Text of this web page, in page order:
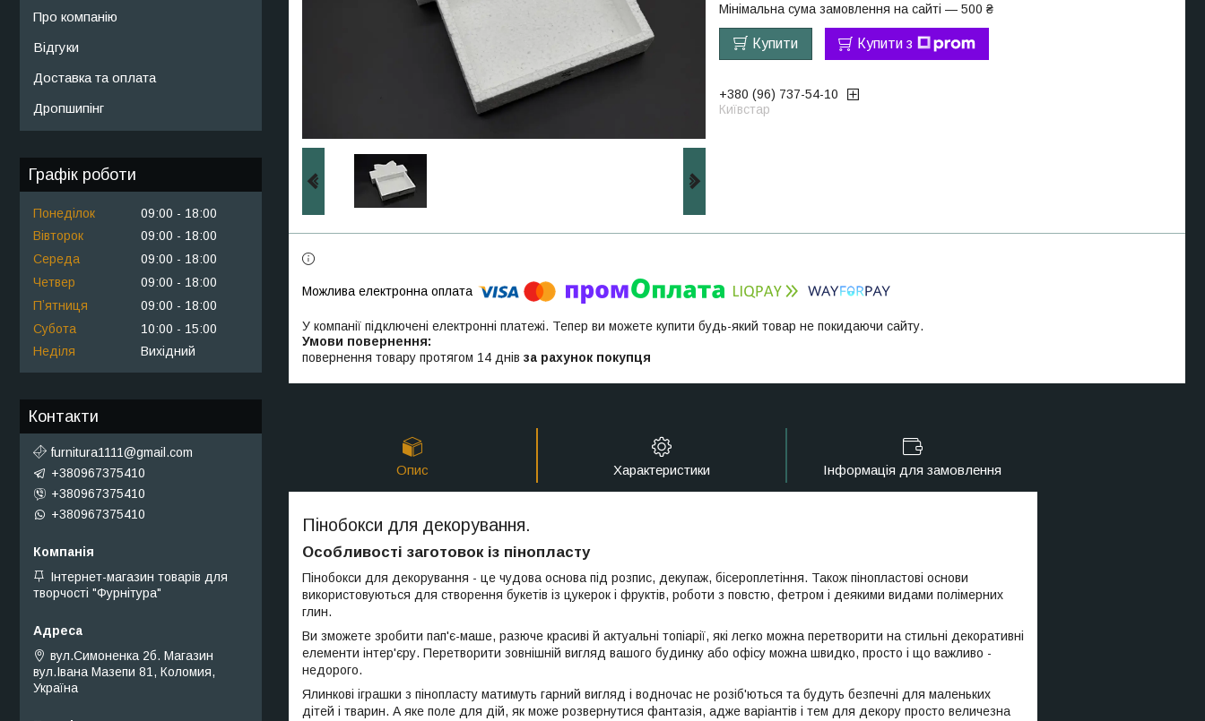
Мінімальна сума замовлення на сайті — 500 ₴
Купити Купити з
+380 (96) 737-54-10
Київстар
У компанії підключені електронні платежі. Тепер ви можете купити будь-який товар не покидаючи сайту.
повернення товару протягом 14 днів за рахунок покупця
Опис Характеристики Інформація для замовлення
Пінобокси для декорування.
Особливості заготовок із пінопласту
Пінобокси для декорування - це чудова основа під розпис, декупаж, бісероплетіння. Також пінопластові основи
використовуються для створення букетів із цукерок і фруктів, роботи з повстю, фетром і деякими видами полімерних
глин.
Ви зможете зробити пап'є-маше, разюче красиві й актуальні топіарії, які легко можна перетворити на стильні декоративні
елементи інтер'єру. Перетворити зовнішній вигляд вашого будинку або офісу можна швидко, просто і що важливо -
недорого.
Ялинкові іграшки з пінопласту матимуть гарний вигляд і водночас не розіб'ються та будуть безпечні для маленьких
дітей і тварин. А яке поле для дій, як може розвернутися фантазія, адже варіантів і тем для декору просто величезна
Про компанію
Відгуки
Доставка та оплата
Дропшипінг
Графік роботи
Понеділок 09:00
18:00
Вівторок
09:00
18:00
Середа
09:00
18:00
Четвер
09:00
18:00
Пʼятниця
09:00
18:00
Субота
10:00
15:00
Неділя
Вихідний
Контакти
furnitura1111@gmail.com
+380967375410
+380967375410
+380967375410
Інтернет-магазин товарів для
творчості "Фурнітура"
вул.Симоненка 2б. Магазин
вул.Івана Мазепи 81, Коломия,
Україна